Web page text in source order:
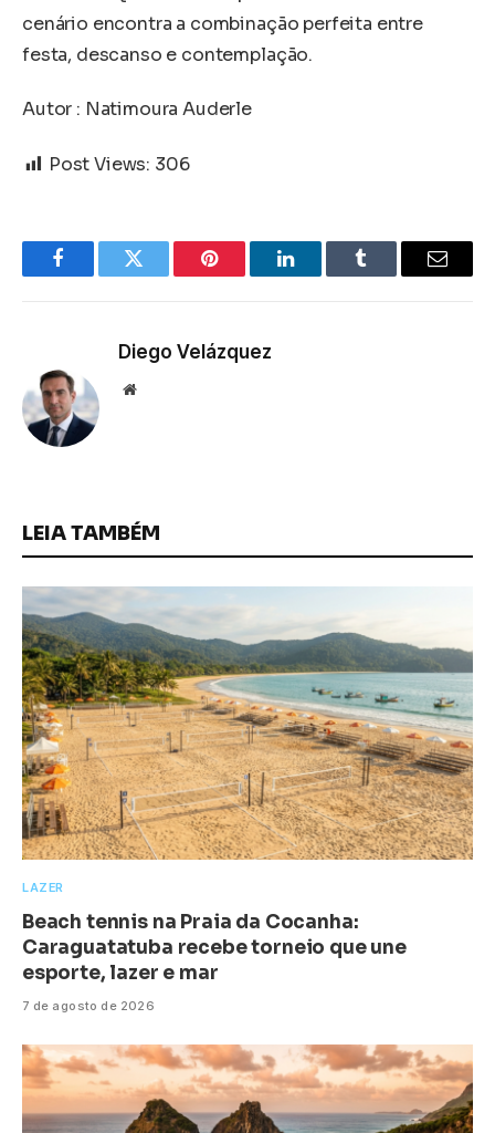
cenário encontra a combinação perfeita entre
festa, descanso e contemplação.
Autor : Natimoura Auderle
Post Views: 306
FacebookTwitter Pinterest LinkedInTumblr Email
Diego Velázquez
Website
LEIA TAMBÉM
LAZER
Beach tennis na Praia da Cocanha:
Caraguatatuba recebe torneio que une
esporte, lazer e mar
7 de agosto de 2026